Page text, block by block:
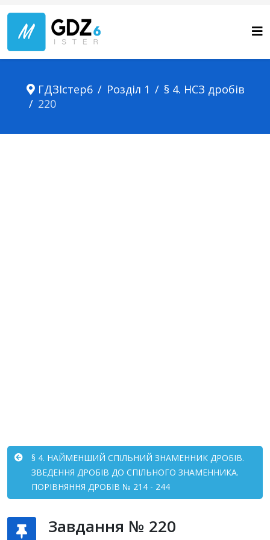
ГДЗІстер6 Розділ 1
§ 4. НСЗ дробів
220
§ 4. НАЙМЕНШИЙ СПІЛЬНИЙ ЗНАМЕННИК ДРОБІВ.
ЗВЕДЕННЯ ДРОБІВ ДО СПІЛЬНОГО ЗНАМЕННИКА.
ПОРІВНЯННЯ ДРОБІВ № 214 - 244
Завдання № 220